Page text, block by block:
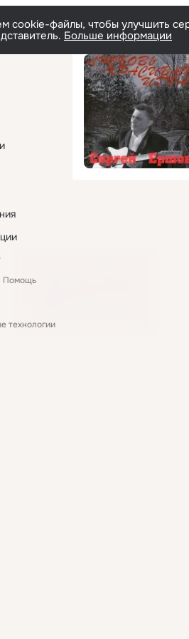
cookie-файлы, чтобы улучшить
Больше информации
Помощь
технологии